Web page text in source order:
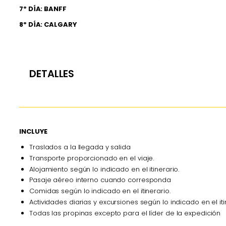
7º DÍA: BANFF
8º DÍA: CALGARY
DETALLES
INCLUYE
Traslados a la llegada y salida
Transporte proporcionado en el viaje.
Alojamiento según lo indicado en el itinerario.
Pasaje aéreo interno cuando corresponda
Comidas según lo indicado en el itinerario.
Actividades diarias y excursiones según lo indicado en el
Todas las propinas excepto para el líder de la expedición